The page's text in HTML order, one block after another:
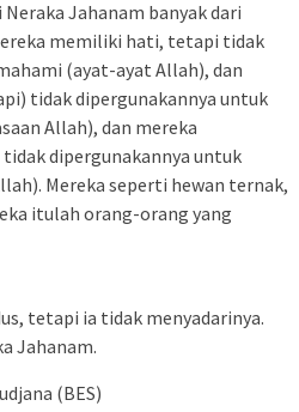
Jahanam banyak dari
memiliki hati, tetapi tidak
(ayat-ayat Allah), dan
tidak dipergunakannya untuk
Allah), dan mereka
dipergunakannya untuk
Mereka seperti hewan ternak,
itulah orang-orang yang
tetapi ia tidak menyadarinya.
Jahanam.
(BES)